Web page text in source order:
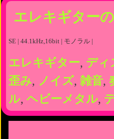
エレキギター
SE | 44.1kHz,16bit | モノラル |
エレキギター, ディ
歪み, ノイズ, 雑音,
ル, ヘビーメタル,